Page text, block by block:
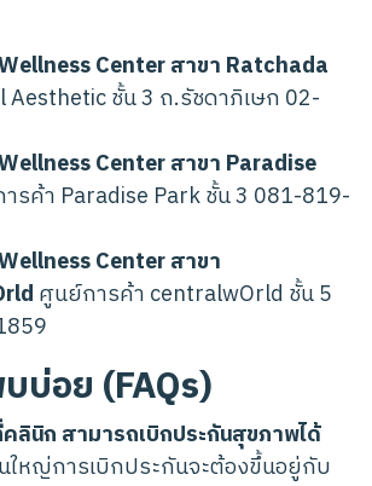
Center สาขา Ratchada
Aesthetic ชั้น 3 ถ.รัชดาภิเษก 02-
Center สาขา Paradise
รค้า Paradise Park ชั้น 3 081-819-
Center สาขา
ศูนย์การค้า centralwOrld ชั้น 5
บ่อย (FAQs)
ลินิก สามารถเบิกประกันสุขภาพได้
ใหญ่การเบิกประกันจะต้องขึ้นอยู่กับ